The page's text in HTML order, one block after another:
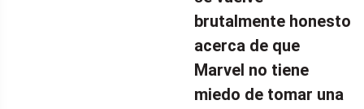
brutalmente honesto
acerca de que
Marvel no tiene
miedo de tomar una